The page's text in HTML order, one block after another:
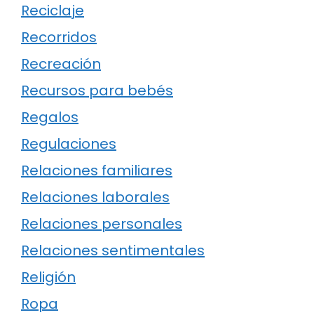
Reciclaje
Recorridos
Recreación
Recursos para bebés
Regalos
Regulaciones
Relaciones familiares
Relaciones laborales
Relaciones personales
Relaciones sentimentales
Religión
Ropa